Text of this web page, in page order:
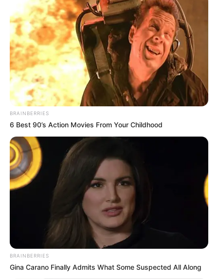
Instagram:@bobbysamuell
TikTok: –
YouTube: –
Tinggi, Berat & Penampilan Fisik
Tinggi: – cm
Berat: – kg
Golongan Darah: –
Warna Rambut: –
Warna Mata: –
Warna Kulit: –
Ukuran Tubuh: –
Ukuran Baju: –
Pendidikan
–
BRAINBERRIES
6 Best 90’s Action Movies From Your Childhood
BRAINBERRIES
Gina Carano Finally Admits What Some Suspected All Along